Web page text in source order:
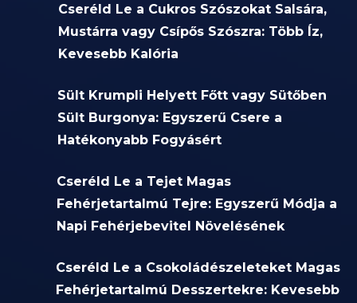
Cseréld Le a Cukros Szószokat Salsára,
Mustárra vagy Csípős Szószra: Több Íz,
Kevesebb Kalória
Sült Krumpli Helyett Főtt vagy Sütőben
Sült Burgonya: Egyszerű Csere a
Hatékonyabb Fogyásért
Cseréld Le a Tejet Magas
Fehérjetartalmú Tejre: Egyszerű Módja a
Napi Fehérjebevitel Növelésének
Cseréld Le a Csokoládészeleteket Magas
Fehérjetartalmú Desszertekre: Kevesebb